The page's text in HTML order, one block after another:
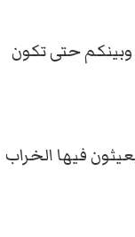
وبينكم حتى تكون
فيها الخراب